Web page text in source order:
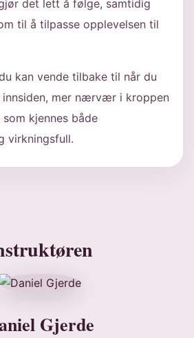
det lett å følge, samtidig
til å tilpasse opplevelsen til
kan vende tilbake til når du
mer nærvær i kroppen
kjennes både
virkningsfull.
Gjerde